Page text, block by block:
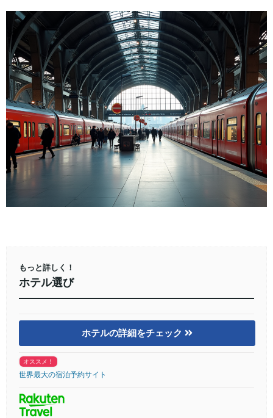
もっと詳しく！
ホテル選び
ホテルの詳細をチェック
オススメ！
世界最大の宿泊予約サイト